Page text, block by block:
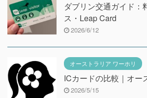
ダブリン交通ガイド：
ス・Leap Card
2026/6/12
オーストラリア ワーホリ
ICカードの比較｜オー
2026/5/15